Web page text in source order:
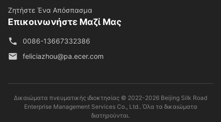
Ζητήστε Ένα Απόσπασμα
Επικοινωνήστε Μαζί Μας
0086-13667332386
feliciazhou@pa.ecer.com
Δικαιώματα πνευματικής ιδιοκτησίας © 2022-2026 Beijing Silk Road
Enterprise Management Services Co., Ltd.. Όλα τα δικαιώματα
διατηρούνται.